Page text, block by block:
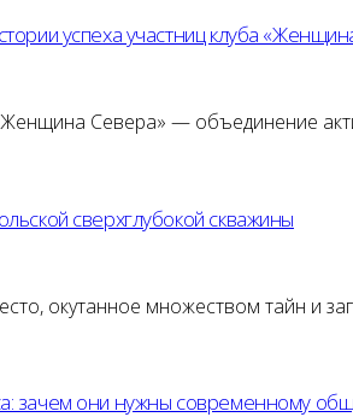
успеха участниц клуба
Севера» — объединение
сверхглубокой скважины
окутанное множеством тайн и
зачем они нужны современному